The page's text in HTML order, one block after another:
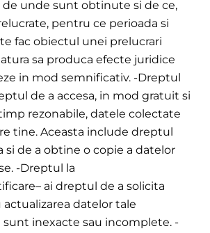
unde sunt obtinute si de ce,
pentru ce perioada si
fac obiectul unei prelucrari
sa produca efecte juridice
in mod semnificativ. -Dreptul
de a accesa, in mod gratuit si
rezonabile, datele colectate
tine. Aceasta include dreptul
si de a obtine o copie a datelor
-Dreptul la
ai dreptul de a solicita
actualizarea datelor tale
sunt inexacte sau incomplete. -